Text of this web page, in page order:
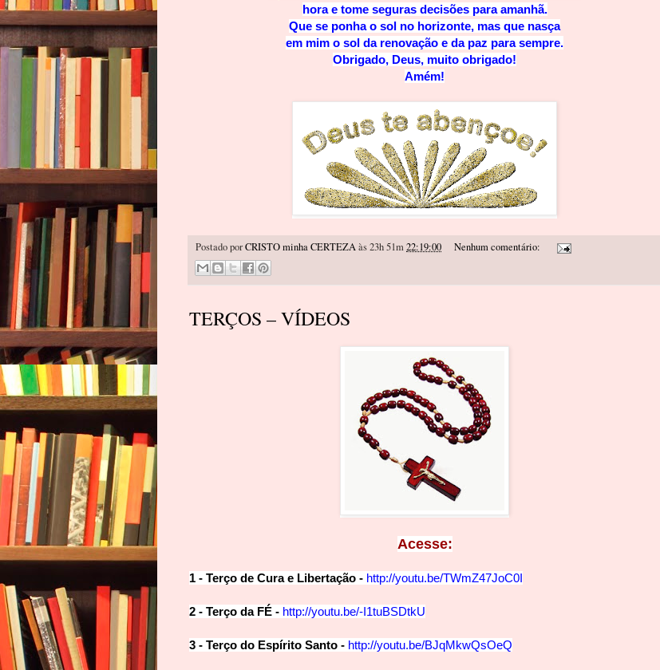
hora e tome seguras decisões para amanhã.
Que se ponha o sol no horizonte, mas que nasça
em mim o sol da renovação e da paz para sempre.
Obrigado, Deus, muito obrigado!
Amém!
Postado porCRISTO minha CERTEZAàs 23h 51m22:19:00 Nenhum comentário:
TERÇOS – VÍDEOS
Acesse:
1 - Terço de Cura e Libertação - http://youtu.be/TWmZ47JoC0I
2 - Terço da FÉ - http://youtu.be/-I1tuBSDtkU
3 - Terço do Espírito Santo - http://youtu.be/BJqMkwQsOeQ